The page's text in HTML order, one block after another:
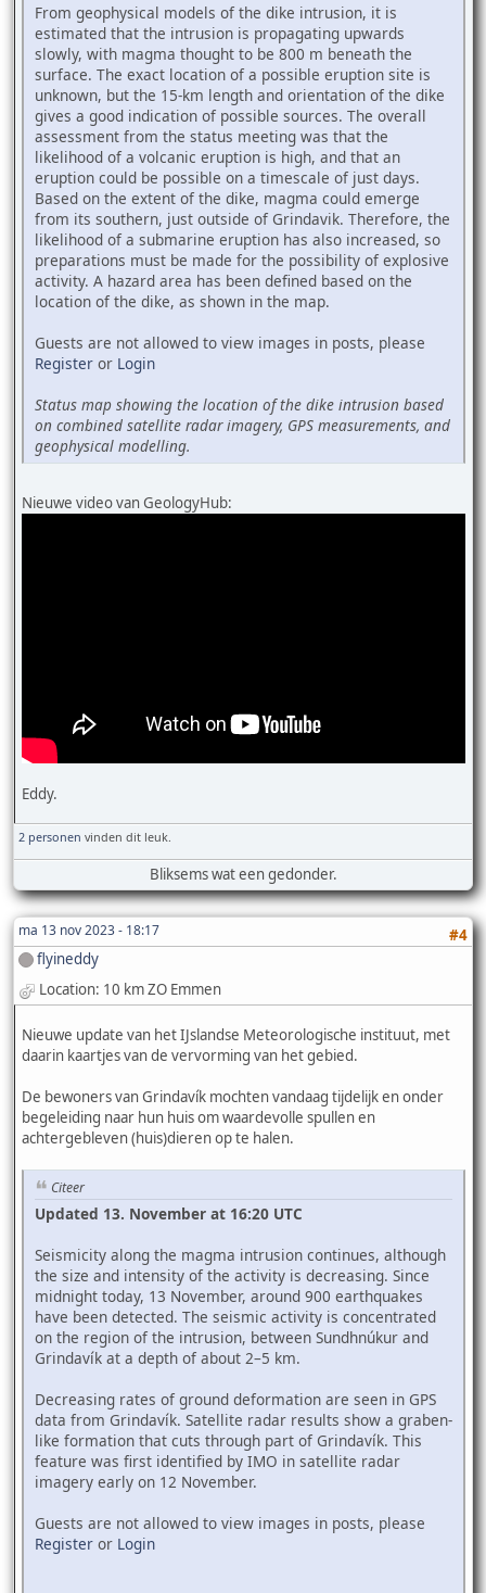
From geophysical models of the dike intrusion, it is
estimated that the intrusion is propagating upwards
slowly, with magma thought to be 800 m beneath the
surface. The exact location of a possible eruption site is
unknown, but the 15-km length and orientation of the dike
gives a good indication of possible sources. The overall
assessment from the status meeting was that the
likelihood of a volcanic eruption is high, and that an
eruption could be possible on a timescale of just days.
Based on the extent of the dike, magma could emerge
from its southern, just outside of Grindavik. Therefore, the
likelihood of a submarine eruption has also increased, so
preparations must be made for the possibility of explosive
activity. A hazard area has been defined based on the
location of the dike, as shown in the map.
Guests are not allowed to view images in posts, please
Register or Login
Status map showing the location of the dike intrusion based
on combined satellite radar imagery, GPS measurements, and
geophysical modelling.
Nieuwe video van GeologyHub:
Eddy.
2 personen vinden dit leuk.
Bliksems wat een gedonder.
ma 13 nov 2023 - 18:17
#4
flyineddy
Location: 10 km ZO Emmen
Nieuwe update van het IJslandse Meteorologische instituut, met
daarin kaartjes van de vervorming van het gebied.
De bewoners van Grindavík mochten vandaag tijdelijk en onder
begeleiding naar hun huis om waardevolle spullen en
achtergebleven (huis)dieren op te halen.
Citeer
Updated 13. November at 16:20 UTC
Seismicity along the magma intrusion continues, although
the size and intensity of the activity is decreasing. Since
midnight today, 13 November, around 900 earthquakes
have been detected. The seismic activity is concentrated
on the region of the intrusion, between Sundhnúkur and
Grindavík at a depth of about 2–5 km.
Decreasing rates of ground deformation are seen in GPS
data from Grindavík. Satellite radar results show a graben-
like formation that cuts through part of Grindavík. This
feature was first identified by IMO in satellite radar
imagery early on 12 November.
Guests are not allowed to view images in posts, please
Register or Login